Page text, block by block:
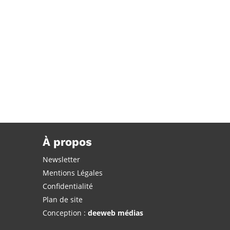
À propos
Newsletter
Mentions Légales
Confidentialité
Plan de site
Conception : deeweb médias